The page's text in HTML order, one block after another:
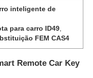
inteligente de
para carro ID49
FEM CAS4
Remote Car Key